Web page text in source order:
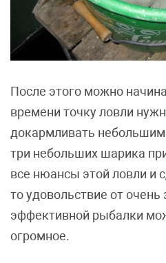
После этого можно
времени точку ловли
докармливать
три небольших шарика
все нюансы этой ловли и
то удовольствие от
эффективной рыбалки
огромное.